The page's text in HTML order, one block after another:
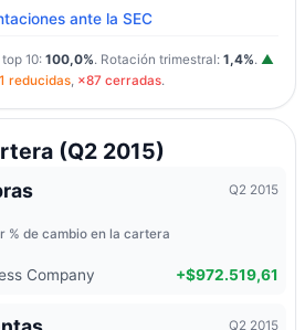
ante la SEC
10: 100,0%. Rotación trimestral: 1,4%. ▲
reducidas, ×87 cerradas.
(Q2 2015)
Q2 2015
% de cambio en la cartera
Company +$972.519,61
Q2 2015